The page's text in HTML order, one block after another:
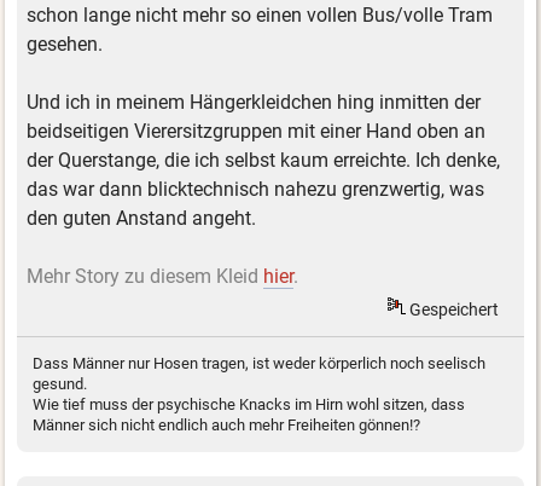
schon lange nicht mehr so einen vollen Bus/volle Tram
gesehen.
Und ich in meinem Hängerkleidchen hing inmitten der
beidseitigen Vierersitzgruppen mit einer Hand oben an
der Querstange, die ich selbst kaum erreichte. Ich denke,
das war dann blicktechnisch nahezu grenzwertig, was
den guten Anstand angeht.
Mehr Story zu diesem Kleid hier.
Gespeichert
Dass Männer nur Hosen tragen, ist weder körperlich noch seelisch
gesund.
Wie tief muss der psychische Knacks im Hirn wohl sitzen, dass
Männer sich nicht endlich auch mehr Freiheiten gönnen!?